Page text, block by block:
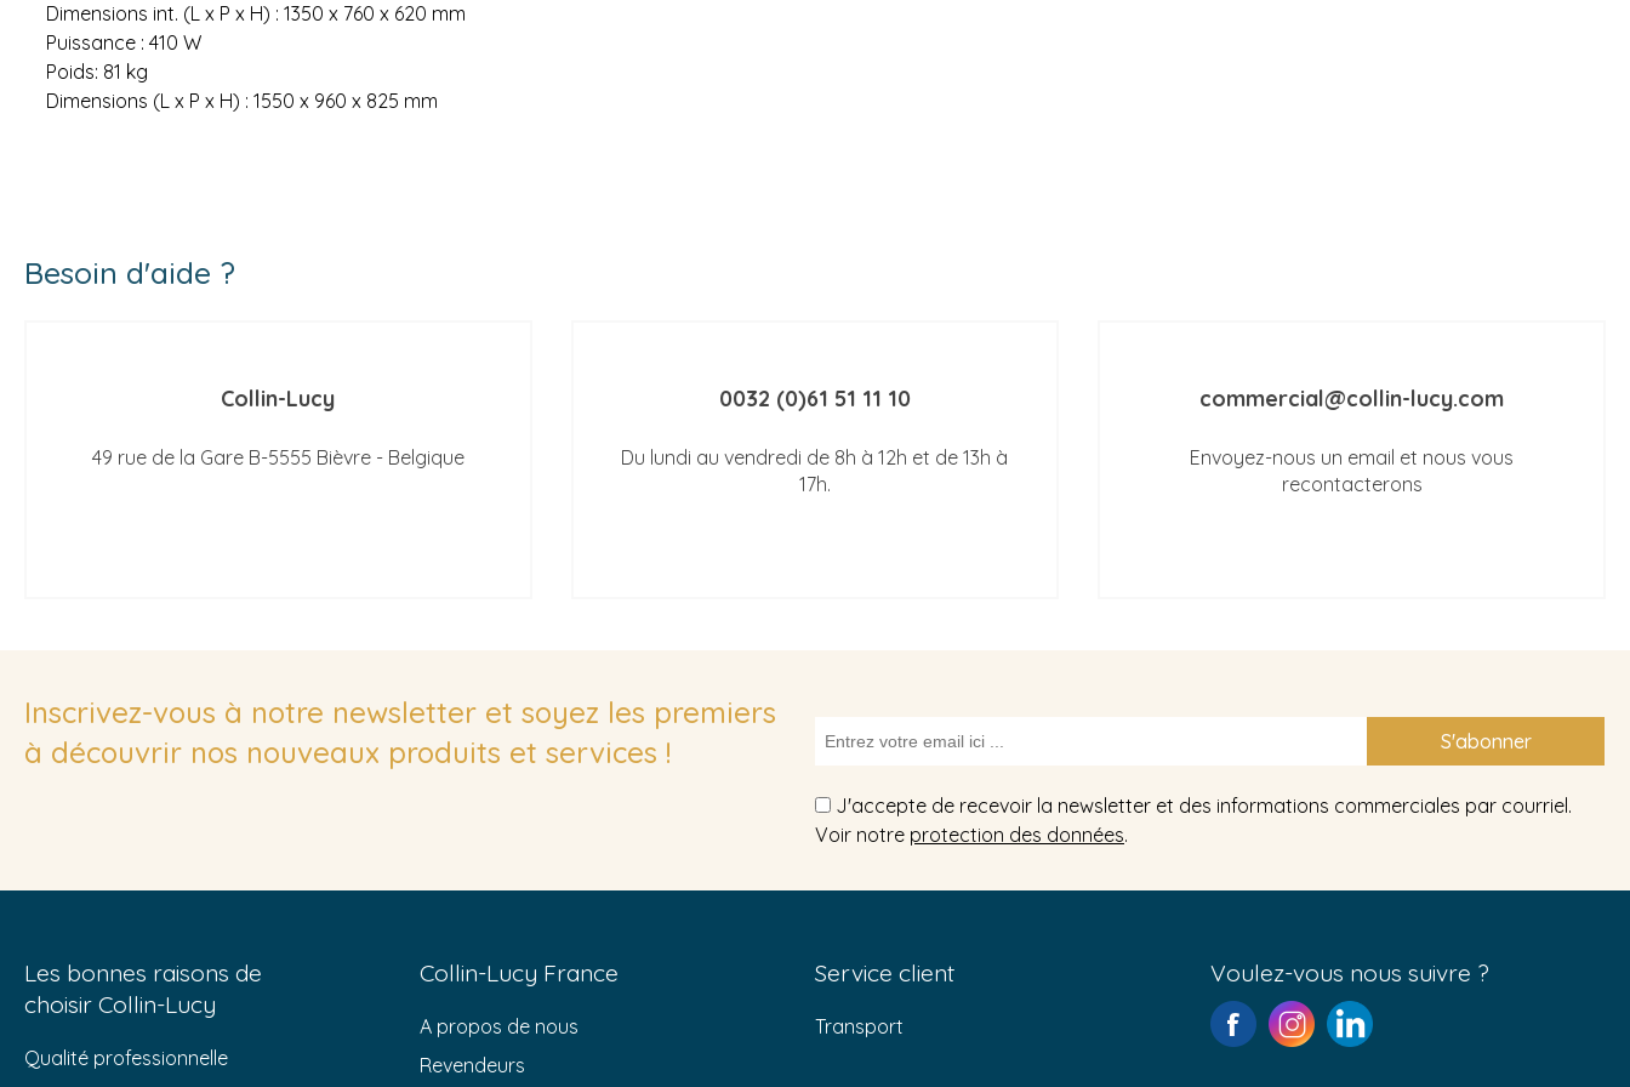
Dimensions int. (L x P x H) : 1350 x 760 x 620 mm
Puissance : 410 W
Poids: 81 kg
Dimensions (L x P x H) : 1550 x 960 x 825 mm
Besoin d'aide ?
Collin-Lucy
49 rue de la Gare B-5555 Bièvre - Belgique
0032 (0)61 51 11 10
Du lundi au vendredi de 8h à 12h et de 13h à
17h.
commercial@collin-lucy.com
Envoyez-nous un email et nous vous
recontacterons
Inscrivez-vous à notre newsletter et soyez les premiers
à découvrir nos nouveaux produits et services !
S'abonner
J'accepte de recevoir la newsletter et des informations commerciales par courriel.
Voir notre protection des données.
Les bonnes raisons de
choisir Collin-Lucy
Qualité professionnelle
Collin-Lucy France
A propos de nous
Revendeurs
Service client
Transport
Voulez-vous nous suivre ?